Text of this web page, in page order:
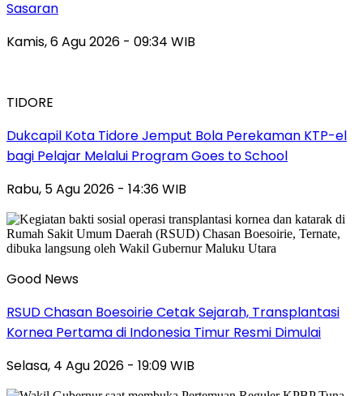
Sasaran
Kamis, 6 Agu 2026 - 09:34 WIB
TIDORE
Dukcapil Kota Tidore Jemput Bola Perekaman KTP-el
bagi Pelajar Melalui Program Goes to School
Rabu, 5 Agu 2026 - 14:36 WIB
Good News
RSUD Chasan Boesoirie Cetak Sejarah, Transplantasi
Kornea Pertama di Indonesia Timur Resmi Dimulai
Selasa, 4 Agu 2026 - 19:09 WIB